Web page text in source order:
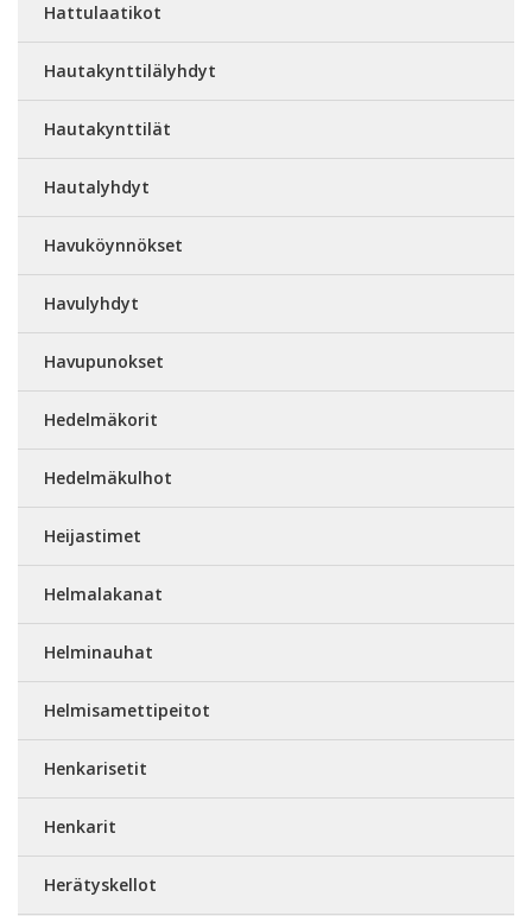
Hattulaatikot
Hautakynttilälyhdyt
Hautakynttilät
Hautalyhdyt
Havuköynnökset
Havulyhdyt
Havupunokset
Hedelmäkorit
Hedelmäkulhot
Heijastimet
Helmalakanat
Helminauhat
Helmisamettipeitot
Henkarisetit
Henkarit
Herätyskellot